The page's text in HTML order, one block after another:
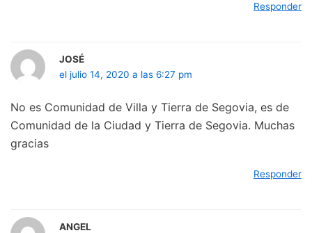
Responder
JOSÉ
el julio 14, 2020 a las 6:27 pm
No es Comunidad de Villa y Tierra de Segovia, es de
Comunidad de la Ciudad y Tierra de Segovia. Muchas
gracias
Responder
ANGEL